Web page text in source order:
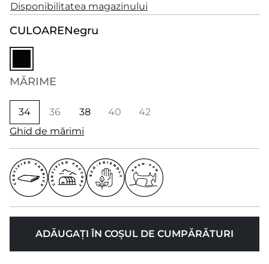
Disponibilitatea magazinului
CULOARENegru
MĂRIME
34 36 38 40
42
Ghid de mărimi
ADĂUGAȚI ÎN COȘUL DE CUMPĂRĂTURI